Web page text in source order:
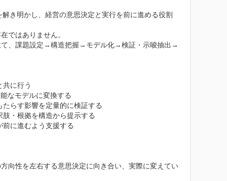
き明かし、経営の意思決定と実行を前に進める役割
ではありません。
て、課題設定→構造把握→モデル化→検証・示唆抽出→
共に行う
なモデルに変換する
らす影響を定量的に検証する
・根拠を構造から提示する
前に進むよう支援する
向性を左右する意思決定に向き合い、実際に変えてい